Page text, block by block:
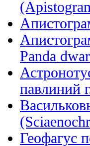
Panda
павлиний
Геофагус